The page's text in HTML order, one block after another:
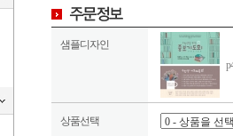
샘플디자인
상품선택